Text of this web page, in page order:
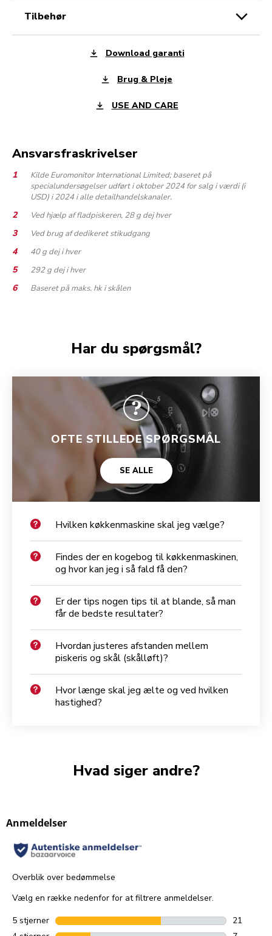
tilbehør
Download garanti
Brug & Pleje
USE AND CARE
Ansvarsfraskrivelser
Kilde Euromonitor International Limited; baseret på
specialundersøgelser udført i oktober 2024 for salg i værdi (i
USD) i 2024 i alle detailhandelskanaler.
Ved hjælp af fladpiskeren, 28 g dej hver
Ved brug af dedikeret stikudgang
40 g dej i hver
292 g dej i hver
Baseret på maks. hk i skålen
Har du spørgsmål?
OFTE STILLEDE SPØRGSMÅL
SE ALLE
Hvilken køkkenmaskine skal jeg vælge?
Findes der en kogebog til køkkenmaskinen,
og hvor kan jeg i så fald få den?
Er der tips nogen tips til at blande, så man
får de bedste resultater?
Hvordan justeres afstanden mellem
piskeris og skål (skålløft)?
Hvor længe skal jeg ælte og ved hvilken
hastighed?
Hvad siger andre?